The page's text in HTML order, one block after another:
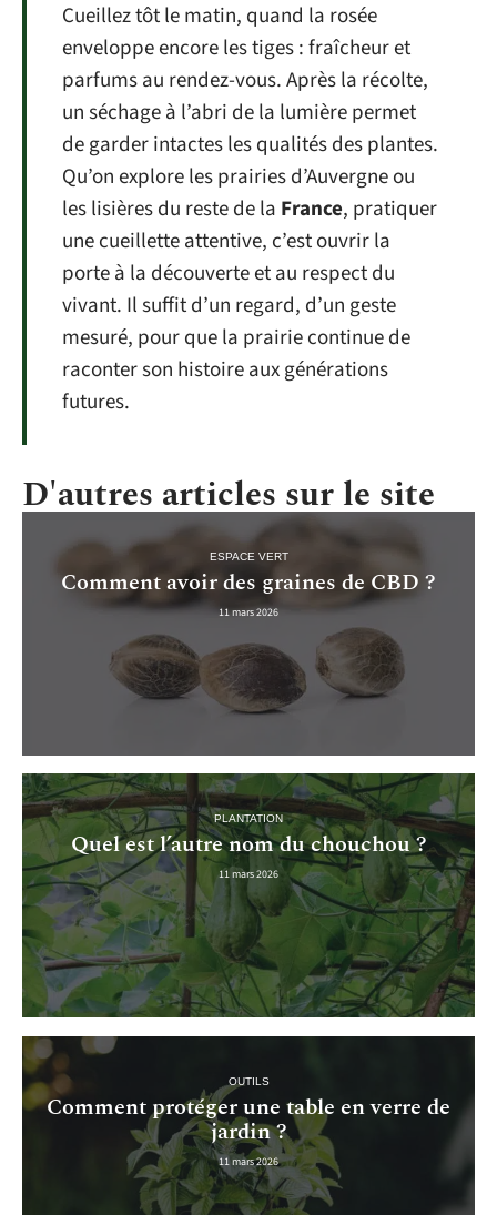
Cueillez tôt le matin, quand la rosée
enveloppe encore les tiges : fraîcheur et
parfums au rendez-vous. Après la récolte,
un séchage à l’abri de la lumière permet
de garder intactes les qualités des plantes.
Qu’on explore les prairies d’Auvergne ou
les lisières du reste de la France, pratiquer
une cueillette attentive, c’est ouvrir la
porte à la découverte et au respect du
vivant. Il suffit d’un regard, d’un geste
mesuré, pour que la prairie continue de
raconter son histoire aux générations
futures.
D'autres articles sur le site
ESPACE VERT
Comment avoir des graines de CBD ?
11 mars 2026
PLANTATION
Quel est l’autre nom du chouchou ?
11 mars 2026
OUTILS
Comment protéger une table en verre de
jardin ?
11 mars 2026